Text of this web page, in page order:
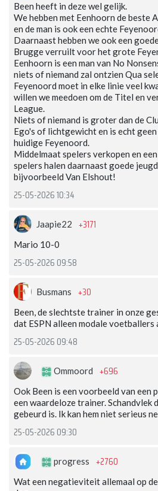
Been heeft in deze wel gelijk.
We hebben met Eenhoorn de beste
en de man is ook een echte
Daarnaast hebben we ook een
Brugge verruilt voor het grote
Eenhoorn is een man van No
niets of niemand zal ontzien Qua
Feyenoord moet in elke linie veel
willen we meedoen om de Titel en
League.
Niets of niemand is groter dan de
Ego's of lichtgewicht en is echt
huidige Feyenoord.
Middelmaat spelers verkopen en
spelers halen daarnaast goede
bijvoorbeeld Van Elshout!
25-05-2026 10:34
Jaapie22 +3171
Mario 10-0
25-05-2026 09:58
Busmans +30
Been, de slechtste trainer in onze
dat ESPN alleen modale
25-05-2026 09:48
Ommoord +696
Ook Been is een voorbeeld van een
een waardeloze trainer. Schandvlek
gebeurd is. Ik kan hem niet serieus
25-05-2026 09:30
progress +2760
Wat een negatieviteit allemaal op